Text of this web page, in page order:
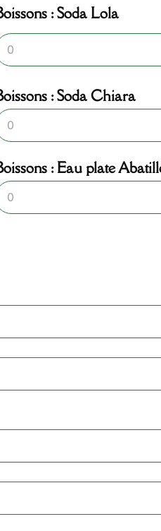
: Soda Lola
: Soda Chiara
: Eau plate